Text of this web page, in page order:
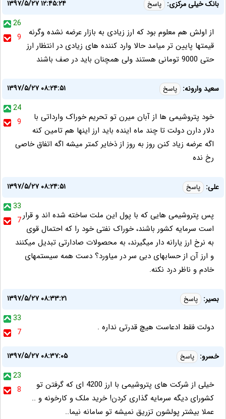
بانک خیلی مرکزی: پاسخ
۱۳۹۷/۵/۲۷ ۱۲:۴۵:۲۴
26
9
از اولش هم معلوم بود که ارز زیادی به بازار عرضه نشده وگرنه
قیمتها پایین تر میامد حالا وارد کننده های زیادی در انتظار ارز
حتی 9000 تومانی هستند ولی همچنان باید در صف باشند
سعید وارونه: پاسخ
۱۳۹۷/۵/۲۷ ۰۸:۲۴:۵۱
24
9
خود پتروشیمی ها از آبان میرن تو تحریم خوراک وارداتی با
دلار دارن دولت تا چند ماه اینده باید ارز اینها هم تامین کنه
اگه عرضه زیاد کنن روز به روز از ذخایر کمتر میشه اگه اتفاق خاصی
رخ نده
علی: پاسخ
۱۳۹۷/۵/۲۷ ۰۸:۲۴:۵۱
33
7پس پتروشیمی هایی که با پول این ملت ساخته شده اند و قرار
است سرمایه کشور باشند، خوراک نفتی خود را که احتمال قوی
به نرخ ارز یارانه دار میگیرند، به محصولات صادارتی تبدیل میکنند
و ارز آن از حسابهای دبی سر در میاورد؟ دست همه سیستمهای
خادم و ناظر درد نکنه.
بصير: پاسخ
۱۳۹۷/۵/۲۷ ۰۸:۳۳:۲۱
33
7
دولت فقط ادعاست هیچ قدرتی نداره .
خسرو: پاسخ
۱۳۹۷/۵/۲۷ ۰۸:۳۷:۰۵
23
8
خیلی از شرکت های پتروشیمی با ارز 4200 ای که گرفتن تو
کشورای دیگه سرمایه گذاری کردن! خرید ملک و کارخونه و ..
عملا بیشتر پولشون تزریق نمیشه تو سامانه نیما..